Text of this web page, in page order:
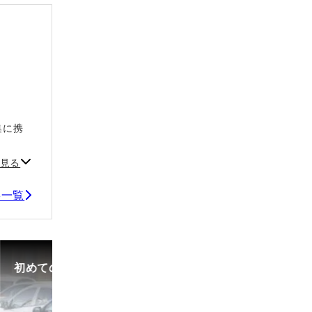
携
る
覧
初めての中古車選び、購入時の流れや必要な書類などに